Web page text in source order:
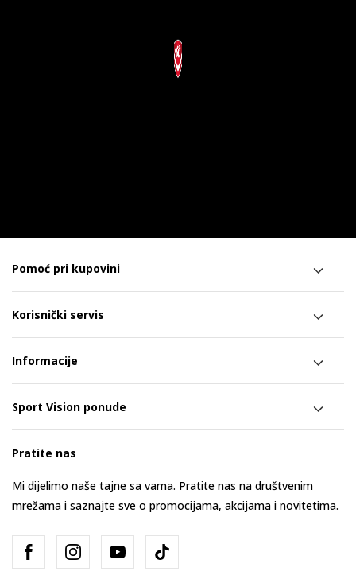
Pomoć pri kupovini
Korisnički servis
Informacije
Sport Vision ponude
Pratite nas
Mi dijelimo naše tajne sa vama. Pratite nas na društvenim
mrežama i saznajte sve o promocijama, akcijama i novitetima.